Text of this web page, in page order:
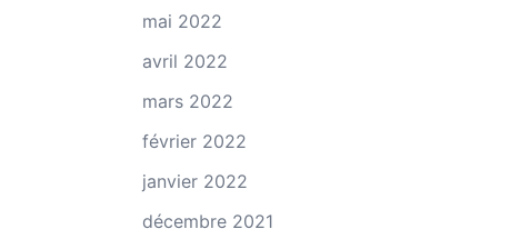
mai 2022
avril 2022
mars 2022
février 2022
janvier 2022
décembre 2021